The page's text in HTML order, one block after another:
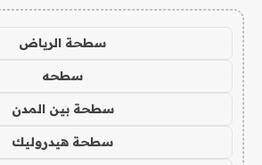
سطحة الرياض
سطحه
سطحة بين المدن
سطحة هيدروليك